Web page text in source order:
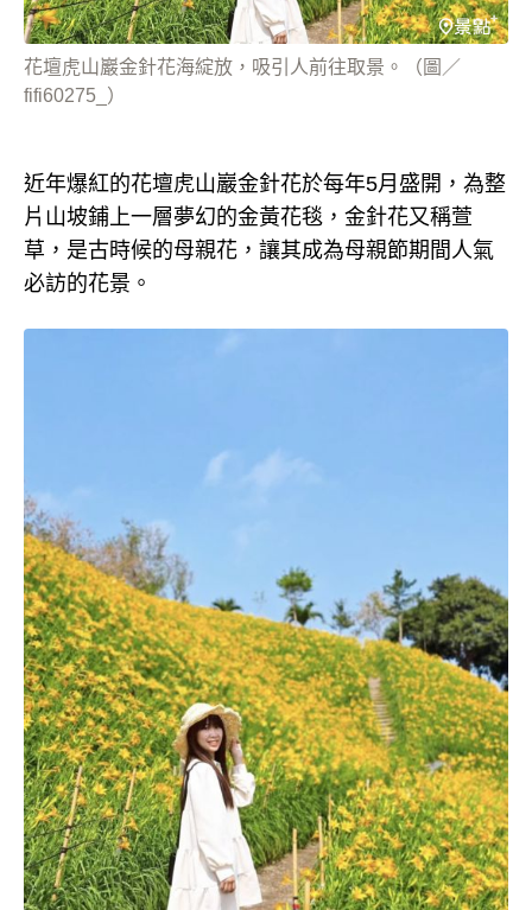
花壇虎山巖金針花海綻放，吸引人前往取景。（圖／
fifi60275_）
近年爆紅的花壇虎山巖金針花於每年5月盛開，為整
片山坡鋪上一層夢幻的金黃花毯，金針花又稱萱
草，是古時候的母親花，讓其成為母親節期間人氣
必訪的花景。